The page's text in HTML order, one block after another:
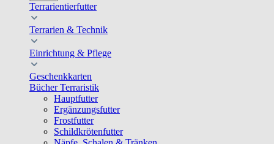
Terrarientierfutter
Terrarien & Technik
Einrichtung & Pflege
Geschenkkarten
Bücher Terraristik
Hauptfutter
Ergänzungsfutter
Frostfutter
Schildkrötenfutter